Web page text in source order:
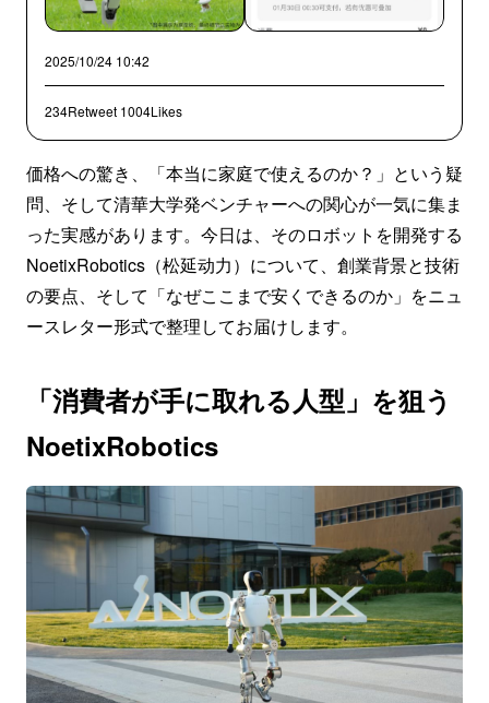
2025/10/24 10:42
234Retweet 1004Likes
価格への驚き、「本当に家庭で使えるのか？」という疑
問、そして清華大学発ベンチャーへの関心が一気に集ま
った実感があります。今日は、そのロボットを開発する
NoetixRobotics（松延动力）について、創業背景と技術
の要点、そして「なぜここまで安くできるのか」をニュ
ースレター形式で整理してお届けします。
「消費者が手に取れる人型」を狙う
NoetixRobotics